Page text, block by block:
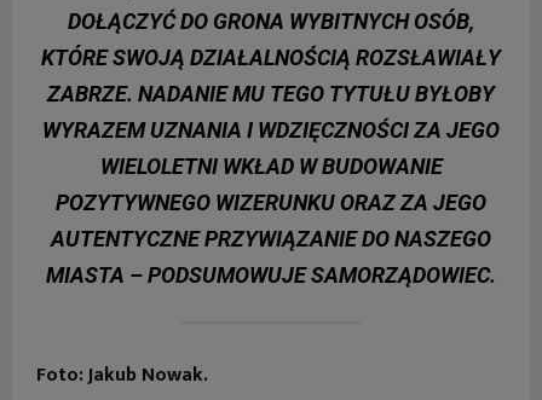
DOŁĄCZYĆ DO GRONA WYBITNYCH OSÓB,
KTÓRE SWOJĄ DZIAŁALNOŚCIĄ ROZSŁAWIAŁY
ZABRZE. NADANIE MU TEGO TYTUŁU BYŁOBY
WYRAZEM UZNANIA I WDZIĘCZNOŚCI ZA JEGO
WIELOLETNI WKŁAD W BUDOWANIE
POZYTYWNEGO WIZERUNKU ORAZ ZA JEGO
AUTENTYCZNE PRZYWIĄZANIE DO NASZEGO
MIASTA – PODSUMOWUJE SAMORZĄDOWIEC.
Foto: Jakub Nowak.